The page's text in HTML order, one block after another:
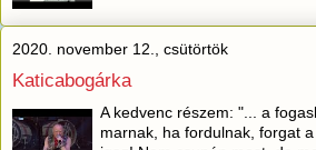
2020. november 12., csütörtök
Katicabogárka
A kedvenc részem: "... a
marnak, ha fordulnak, forgat